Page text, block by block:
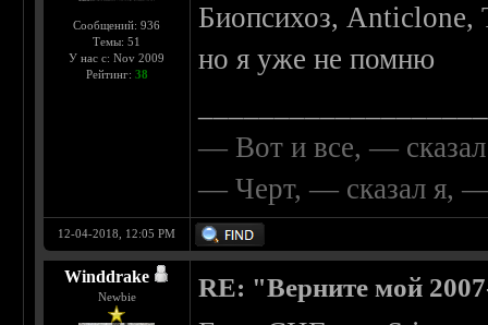
Сообщений: 936
Темы: 51
У нас с: Nov 2009
Рейтинг: 38
Биопсихоз,
но я уже не помню
— Вот и все, —
— Черт, — сказал я, —
12-04-2018, 12:05 PM
Winddrake
Newbie RE: "Верните мой